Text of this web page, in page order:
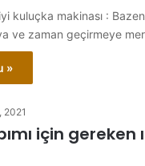
kuluçka makinası :
ve zaman geçirmeye
»
2021
için gereken